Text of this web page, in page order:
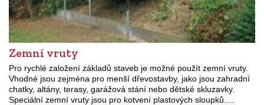
Zemní vruty
Pro rychlé založení základů staveb je možné použít zemní vruty.
Vhodné jsou zejména pro menší dřevostavby, jako jsou zahradní
chatky, altány, terasy, garážová stání nebo dětské skluzavky.
Speciální zemní vruty jsou pro kotvení plastových sloupků.…